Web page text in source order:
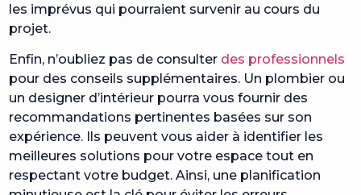
les imprévus qui pourraient survenir au cours du
projet.
Enfin, n’oubliez pas de consulter des professionnels
pour des conseils supplémentaires. Un plombier ou
un designer d’intérieur pourra vous fournir des
recommandations pertinentes basées sur son
expérience. Ils peuvent vous aider à identifier les
meilleures solutions pour votre espace tout en
respectant votre budget. Ainsi, une planification